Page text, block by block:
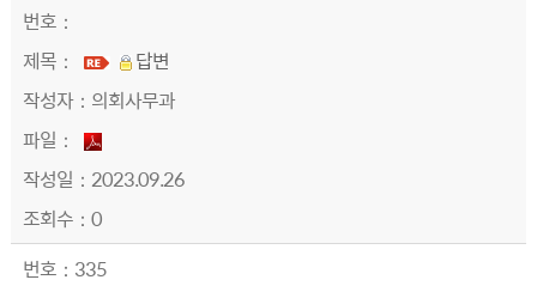
답변
의회사무과
2023.09.26
0
335